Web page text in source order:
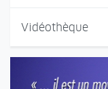
Vidéothèque